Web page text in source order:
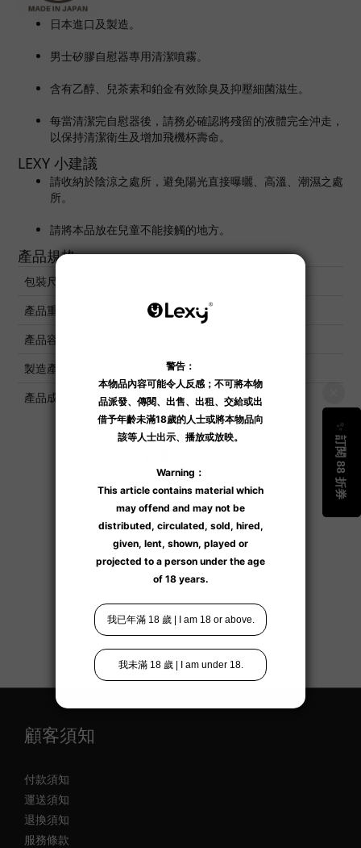
日本進口及製造。
男士矽膠自慰器專用清潔噴霧。
含有乙醇、兒茶素和鉑金有效除臭及抑壓細菌滋生。
每當清潔完自慰器後，請務必確認將殘留的液體完全沖走，
以保持清潔衛生及增加飛機杯壽命。
LEXY 小建議
請收納於陰涼之處所，避免陽光直接曝曬、高溫、潮濕之處
所。
請將本品放在兒童不能接觸的地方。
產品規格
包裝尺寸
產品重量
產品容量
製造產地
產品成份
純淨水、乙醇、檸檬酸、柿單寧、鉑
顧客須知
付款須知
運送須知
退換須知
服務條款